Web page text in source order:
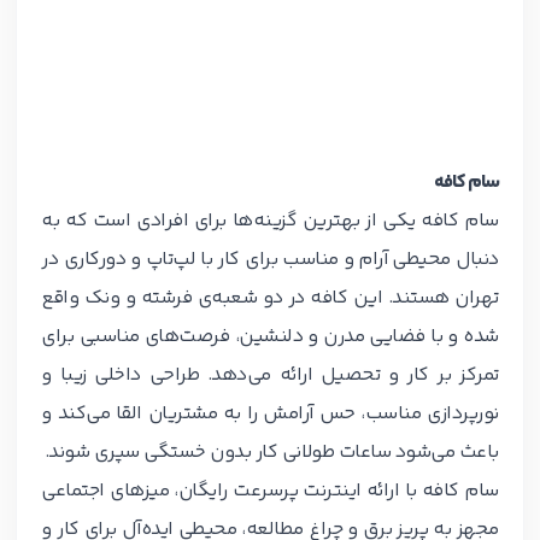
سام کافه
سام کافه یکی از بهترین گزینه‌ها برای افرادی است که به
دنبال محیطی آرام و مناسب برای کار با لپ‌تاپ و دورکاری در
تهران هستند. این کافه در دو شعبه‌ی فرشته و ونک واقع
شده و با فضایی مدرن و دلنشین، فرصت‌های مناسبی برای
تمرکز بر کار و تحصیل ارائه می‌دهد. طراحی داخلی زیبا و
نورپردازی مناسب، حس آرامش را به مشتریان القا می‌کند و
باعث می‌شود ساعات طولانی کار بدون خستگی سپری شوند.
سام کافه با ارائه اینترنت پرسرعت رایگان، میزهای اجتماعی
مجهز به پریز برق و چراغ مطالعه، محیطی ایده‌آل برای کار و